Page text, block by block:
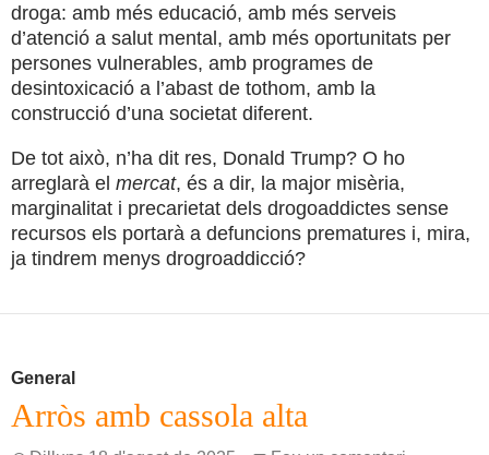
droga: amb més educació, amb més serveis
d’atenció a salut mental, amb més oportunitats per
persones vulnerables, amb programes de
desintoxicació a l’abast de tothom, amb la
construcció d’una societat diferent.
De tot això, n’ha dit res, Donald Trump? O ho
arreglarà el mercat, és a dir, la major misèria,
marginalitat i precarietat dels drogoaddictes sense
recursos els portarà a defuncions prematures i, mira,
ja tindrem menys drogroaddicció?
General
Arròs amb cassola alta